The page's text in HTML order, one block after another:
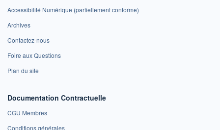
Accessibilité Numérique (partiellement conforme)
Archives
Contactez-nous
Foire aux Questions
Plan du site
Documentation Contractuelle
CGU Membres
Conditions générales